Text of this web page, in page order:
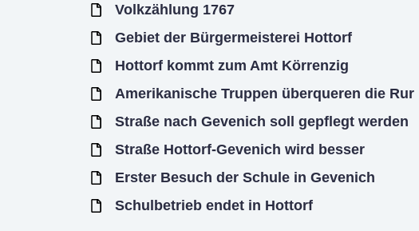
Volkzählung 1767
Gebiet der Bürgermeisterei Hottorf
Hottorf kommt zum Amt Körrenzig
Amerikanische Truppen überqueren die Rur
Straße nach Gevenich soll gepflegt werden
Straße Hottorf-Gevenich wird besser
Erster Besuch der Schule in Gevenich
Schulbetrieb endet in Hottorf